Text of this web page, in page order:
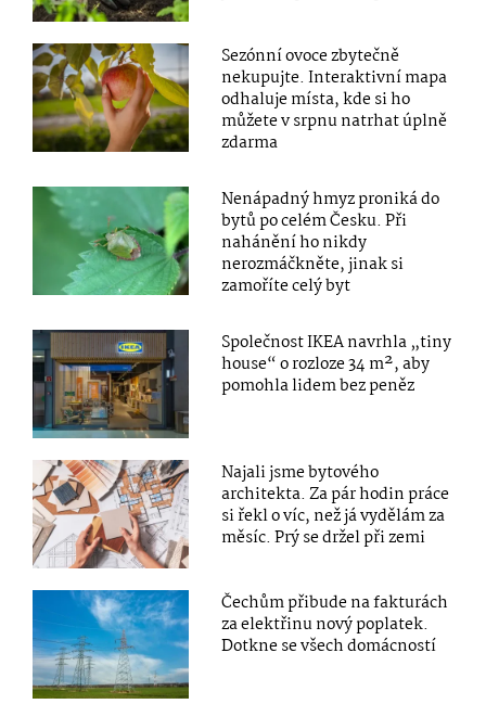
Sezónní ovoce zbytečně
nekupujte. Interaktivní mapa
odhaluje místa, kde si ho
můžete v srpnu natrhat úplně
zdarma
Nenápadný hmyz proniká do
bytů po celém Česku. Při
nahánění ho nikdy
nerozmáčkněte, jinak si
zamoříte celý byt
Společnost IKEA navrhla „tiny
house“ o rozloze 34 m², aby
pomohla lidem bez peněz
Najali jsme bytového
architekta. Za pár hodin práce
si řekl o víc, než já vydělám za
měsíc. Prý se držel při zemi
Čechům přibude na fakturách
za elektřinu nový poplatek.
Dotkne se všech domácností